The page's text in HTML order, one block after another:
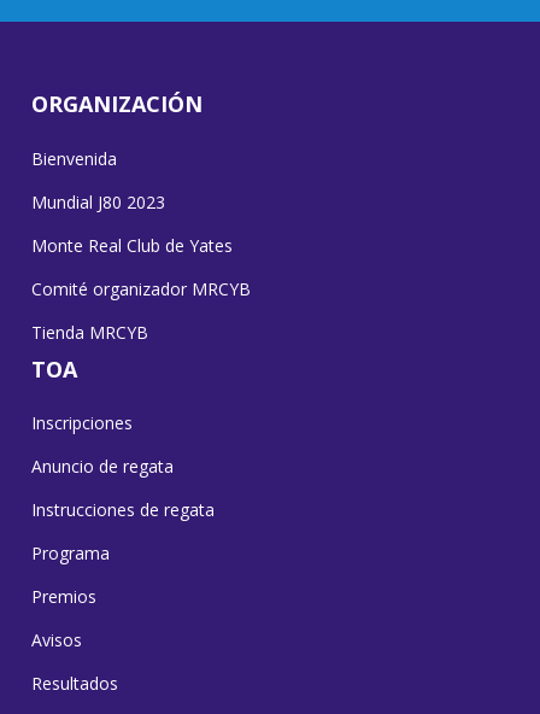
ORGANIZACIÓN
Bienvenida
Mundial J80 2023
Monte Real Club de Yates
Comité organizador MRCYB
Tienda MRCYB
TOA
Inscripciones
Anuncio de regata
Instrucciones de regata
Programa
Premios
Avisos
Resultados